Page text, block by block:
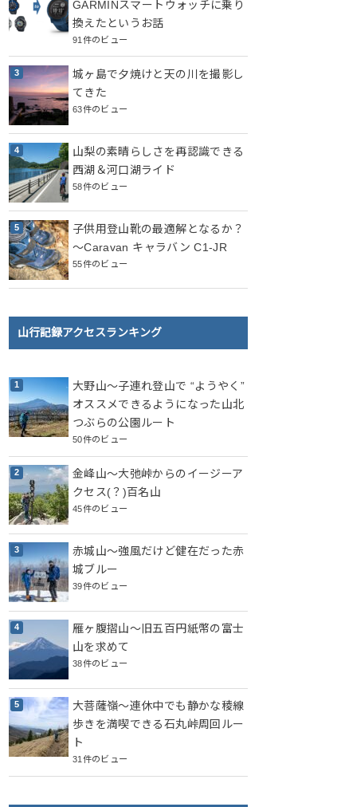
GARMINスマートウォッチに乗り
換えたというお話
91件のビュー
城ヶ島で夕焼けと天の川を撮影し
てきた
63件のビュー
山梨の素晴らしさを再認識できる
西湖＆河口湖ライド
58件のビュー
子供用登山靴の最適解となるか？
～Caravan キャラバン C1-JR
55件のビュー
山行記録アクセスランキング
大野山～子連れ登山で “ようやく”
オススメできるようになった山北
つぶらの公園ルート
50件のビュー
金峰山～大弛峠からのイージーア
クセス(？)百名山
45件のビュー
赤城山～強風だけど健在だった赤
城ブルー
39件のビュー
雁ヶ腹摺山～旧五百円紙幣の富士
山を求めて
38件のビュー
大菩薩嶺～連休中でも静かな稜線
歩きを満喫できる石丸峠周回ルー
ト
31件のビュー